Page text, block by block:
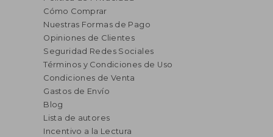
Cómo Comprar
Nuestras Formas de Pago
Opiniones de Clientes
Seguridad Redes Sociales
Términos y Condiciones de Uso
Condiciones de Venta
Gastos de Envío
Blog
Lista de autores
Incentivo a la Lectura